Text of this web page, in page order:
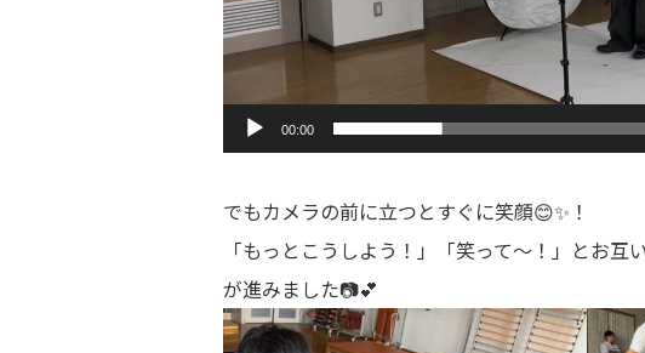
00:00
でもカメラの前に立つとすぐに笑顔😊✨！
「もっとこうしよう！」「笑って〜！」とお
が進みました📷💕